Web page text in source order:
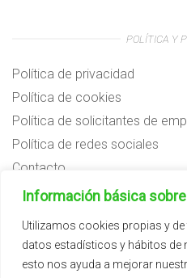
Información básica
Utilizamos cookies propias y
datos estadísticos y hábitos de
esto nos ayuda a mejorar
POLÍTICA Y
Política de privacidad
Política de cookies
Política de solicitantes de
Política de redes sociales
Contacto
Preguntas frecuentes
Subvenciones